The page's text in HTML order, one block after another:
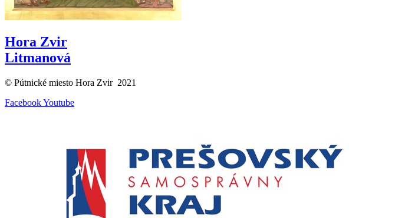
Hora Zvir
Litmanová
© Pútnické miesto Hora Zvir 2021
FacebookYoutube